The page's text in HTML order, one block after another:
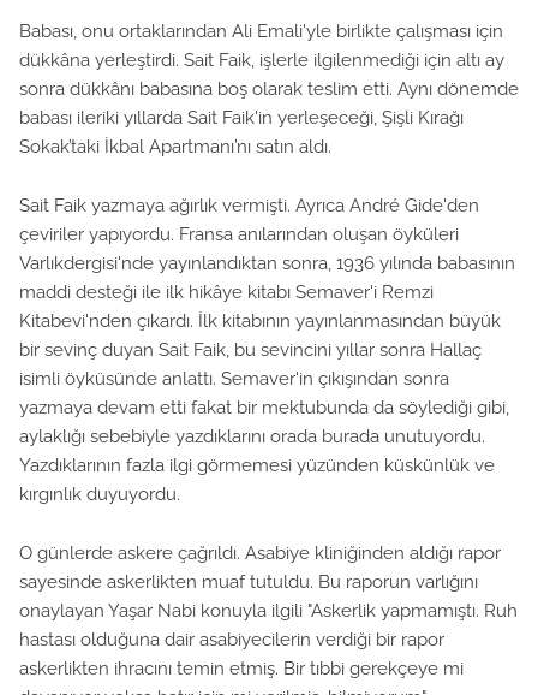
Babası, onu ortaklarından Ali Emali'yle birlikte çalışması için
dükkâna yerleştirdi. Sait Faik, işlerle ilgilenmediği için altı ay
sonra dükkânı babasına boş olarak teslim etti. Aynı dönemde
babası ileriki yıllarda Sait Faik'in yerleşeceği, Şişli Kırağı
Sokak’taki İkbal Apartmanı’nı satın aldı.
Sait Faik yazmaya ağırlık vermişti. Ayrıca André Gide'den
çeviriler yapıyordu. Fransa anılarından oluşan öyküleri
Varlıkdergisi'nde yayınlandıktan sonra, 1936 yılında babasının
maddi desteği ile ilk hikâye kitabı Semaver'i Remzi
Kitabevi'nden çıkardı. İlk kitabının yayınlanmasından büyük
bir sevinç duyan Sait Faik, bu sevincini yıllar sonra Hallaç
isimli öyküsünde anlattı. Semaver'in çıkışından sonra
yazmaya devam etti fakat bir mektubunda da söylediği gibi,
aylaklığı sebebiyle yazdıklarını orada burada unutuyordu.
Yazdıklarının fazla ilgi görmemesi yüzünden küskünlük ve
kırgınlık duyuyordu.
O günlerde askere çağrıldı. Asabiye kliniğinden aldığı rapor
sayesinde askerlikten muaf tutuldu. Bu raporun varlığını
onaylayan Yaşar Nabi konuyla ilgili "Askerlik yapmamıştı. Ruh
hastası olduğuna dair asabiyecilerin verdiği bir rapor
askerlikten ihracını temin etmiş. Bir tıbbi gerekçeye mi